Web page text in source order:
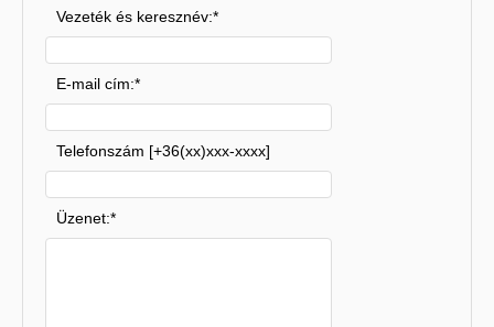
Vezeték és keresznév:*
E-mail cím:*
Telefonszám [+36(xx)xxx-xxxx]
Üzenet:*